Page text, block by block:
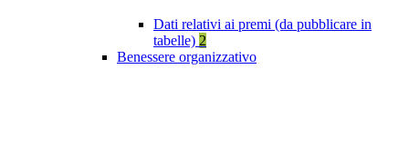
Dati relativi ai premi (da pubblicare in
tabelle) 2
Benessere organizzativo